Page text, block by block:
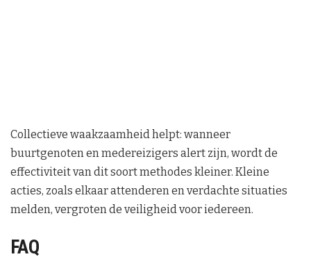
Collectieve waakzaamheid helpt: wanneer
buurtgenoten en medereizigers alert zijn, wordt de
effectiviteit van dit soort methodes kleiner. Kleine
acties, zoals elkaar attenderen en verdachte situaties
melden, vergroten de veiligheid voor iedereen.
FAQ